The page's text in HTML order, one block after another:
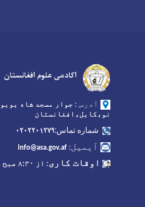
اکادمی علوم افغانستان
آدرس : جوار مسجد شاه
نو،کابل،افغانستان
شماره تماس:۰۲۰۲۲۰۱۲۷۹
آیمیل:
info@asa.gov.af
اوقات کاری: از ۸:۳۰ صبح تا ۴:۰۰ بعد از ظهر